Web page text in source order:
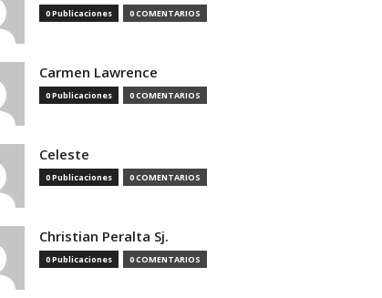
0 Publicaciones 0 COMENTARIOS
Carmen Lawrence
0 Publicaciones 0 COMENTARIOS
Celeste
0 Publicaciones 0 COMENTARIOS
Christian Peralta Sj.
0 Publicaciones 0 COMENTARIOS